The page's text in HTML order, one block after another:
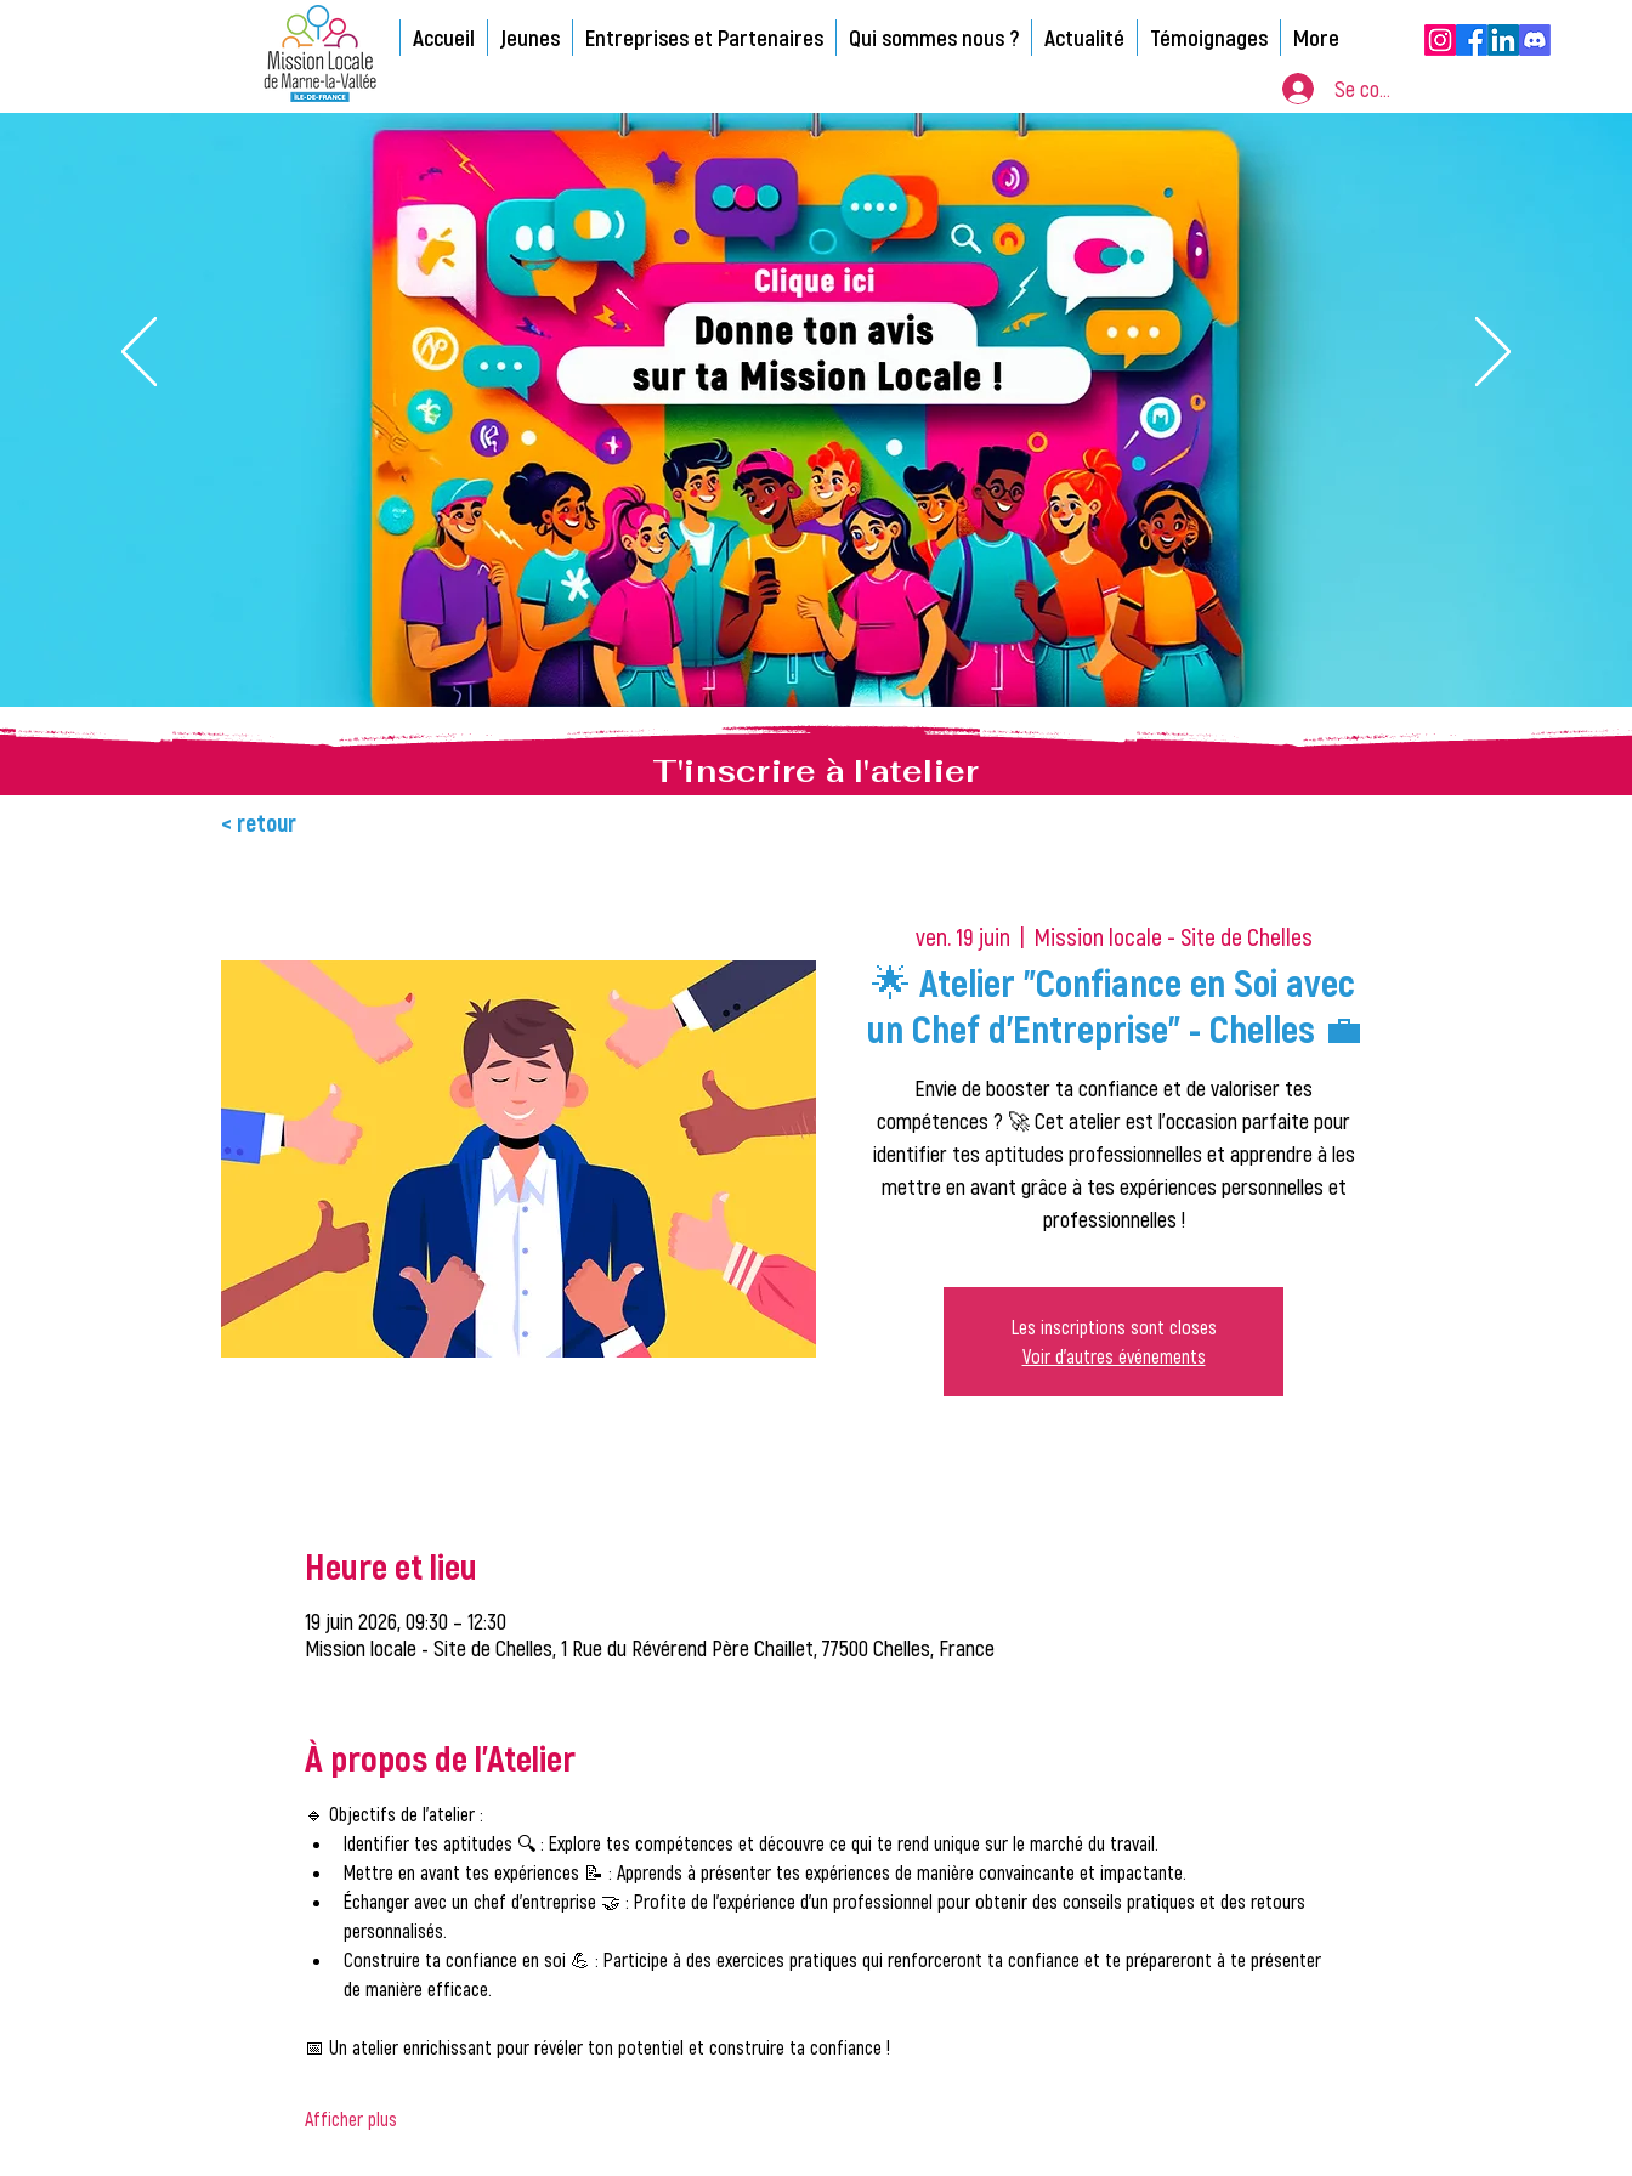
Accueil Jeunes Entreprises et Partenaires Qui sommes nous ? Actualité Témoignages More
Se connecter
T'inscrire à l'atelier
< retour
ven. 19 juin
  |
Mission locale - Site de Chelles
🌟 Atelier "Confiance en Soi avec
un Chef d'Entreprise" - Chelles 💼
Envie de booster ta confiance et de valoriser tes
compétences ? 🚀 Cet atelier est l'occasion parfaite pour
identifier tes aptitudes professionnelles et apprendre à les
mettre en avant grâce à tes expériences personnelles et
professionnelles !
Les inscriptions sont closes
Voir d'autres événements
Heure et lieu
19 juin 2026, 09:30 – 12:30
Mission locale - Site de Chelles, 1 Rue du Révérend Père Chaillet, 77500 Chelles, France
À propos de l'Atelier
🔹 Objectifs de l'atelier :
Identifier tes aptitudes 🔍 : Explore tes compétences et découvre ce qui te rend unique sur le marché du travail.
Mettre en avant tes expériences 📝 : Apprends à présenter tes expériences de manière convaincante et impactante.
Échanger avec un chef d’entreprise 🤝 : Profite de l’expérience d’un professionnel pour obtenir des conseils pratiques et des retours
personnalisés.
Construire ta confiance en soi 💪 : Participe à des exercices pratiques qui renforceront ta confiance et te prépareront à te présenter
de manière efficace.
📅 Un atelier enrichissant pour révéler ton potentiel et construire ta confiance !
Afficher plus